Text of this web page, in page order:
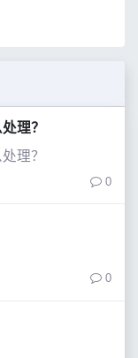
理？
理？
0
0